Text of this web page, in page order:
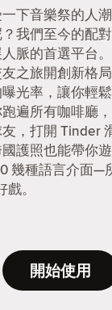
下音樂祭的人
我們至今的配
脈的首選平台
之旅開創新格
光率，讓你輕鬆
遍所有咖啡廳
，打開 Tinder
護照也能帶你
幾種語言介面—
。
開始使用